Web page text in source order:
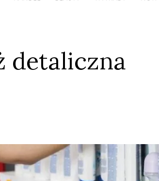
detaliczna